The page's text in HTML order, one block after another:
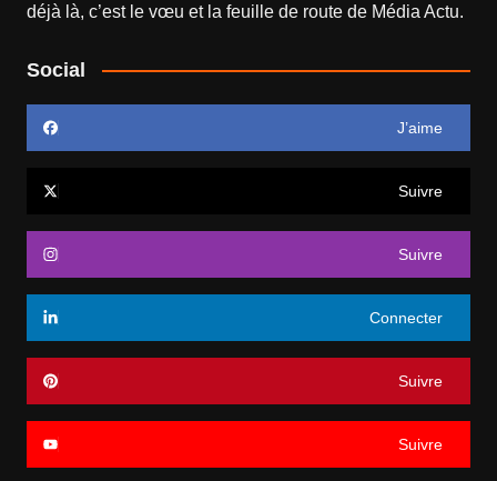
déjà là, c’est le vœu et la feuille de route de Média Actu.
Social
J’aime
Suivre
Suivre
Connecter
Suivre
Suivre